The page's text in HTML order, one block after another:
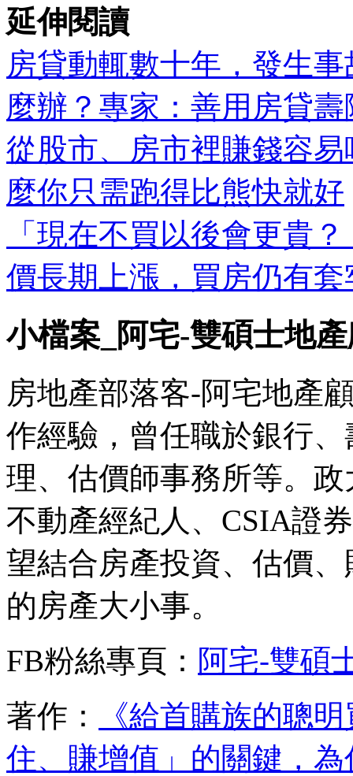
延伸閱讀
房貸動輒數十年，發生
麼辦？專家：善用房貸壽
從股市、房市裡賺錢容
麼你只需跑得比熊快就好
「現在不買以後會更貴
價長期上漲，買房仍有套
小檔案_阿宅-雙碩士地
房地產部落客-阿宅地產
作經驗，曾任職於銀行
理、估價師事務所等。
不動產經紀人、CSIA證
望結合房產投資、估價
的房產大小事。
FB粉絲專頁： 阿宅-雙碩
著作：
《給首購族的聰
住、賺增值」的關鍵，